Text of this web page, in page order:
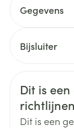
Gegevens
Merken
Bijsluiter
Dit is
Dit is een